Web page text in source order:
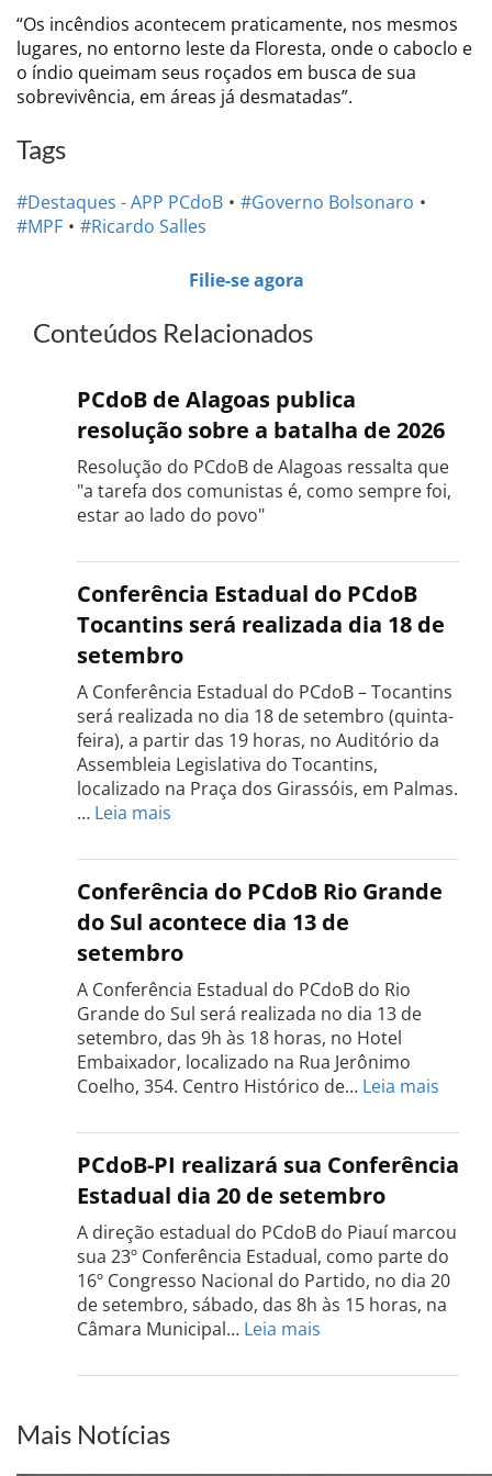
“Os incêndios acontecem praticamente, nos mesmos
lugares, no entorno leste da Floresta, onde o caboclo e
o índio queimam seus roçados em busca de sua
sobrevivência, em áreas já desmatadas”.
Tags
#Destaques - APP PCdoB
#Governo Bolsonaro
#MPF
#Ricardo Salles
Filie-se agora
Conteúdos Relacionados
PCdoB de Alagoas publica
resolução sobre a batalha de 2026
Resolução do PCdoB de Alagoas ressalta que
"a tarefa dos comunistas é, como sempre foi,
estar ao lado do povo"
Conferência Estadual do PCdoB
Tocantins será realizada dia 18 de
setembro
A Conferência Estadual do PCdoB – Tocantins
será realizada no dia 18 de setembro (quinta-
feira), a partir das 19 horas, no Auditório da
Assembleia Legislativa do Tocantins,
localizado na Praça dos Girassóis, em Palmas.
… Leia mais
Estadual
do
PCdoB
Tocantins
será
realizada
dia
18
de
setembro
Conferência do PCdoB Rio Grande
do Sul acontece dia 13 de
setembro
A Conferência Estadual do PCdoB do Rio
Grande do Sul será realizada no dia 13 de
setembro, das 9h às 18 horas, no Hotel
Embaixador, localizado na Rua Jerônimo
Coelho, 354. Centro Histórico de… Leia mais
do
PCdoB
Rio
do
Sul
dia
PCdoB-PI realizará sua Conferência
Estadual dia 20 de setembro
A direção estadual do PCdoB do Piauí marcou
sua 23º Conferência Estadual, como parte do
16º Congresso Nacional do Partido, no dia 20
de setembro, sábado, das 8h às 15 horas, na
Câmara Municipal… Leia mais
PI
Mais Notícias